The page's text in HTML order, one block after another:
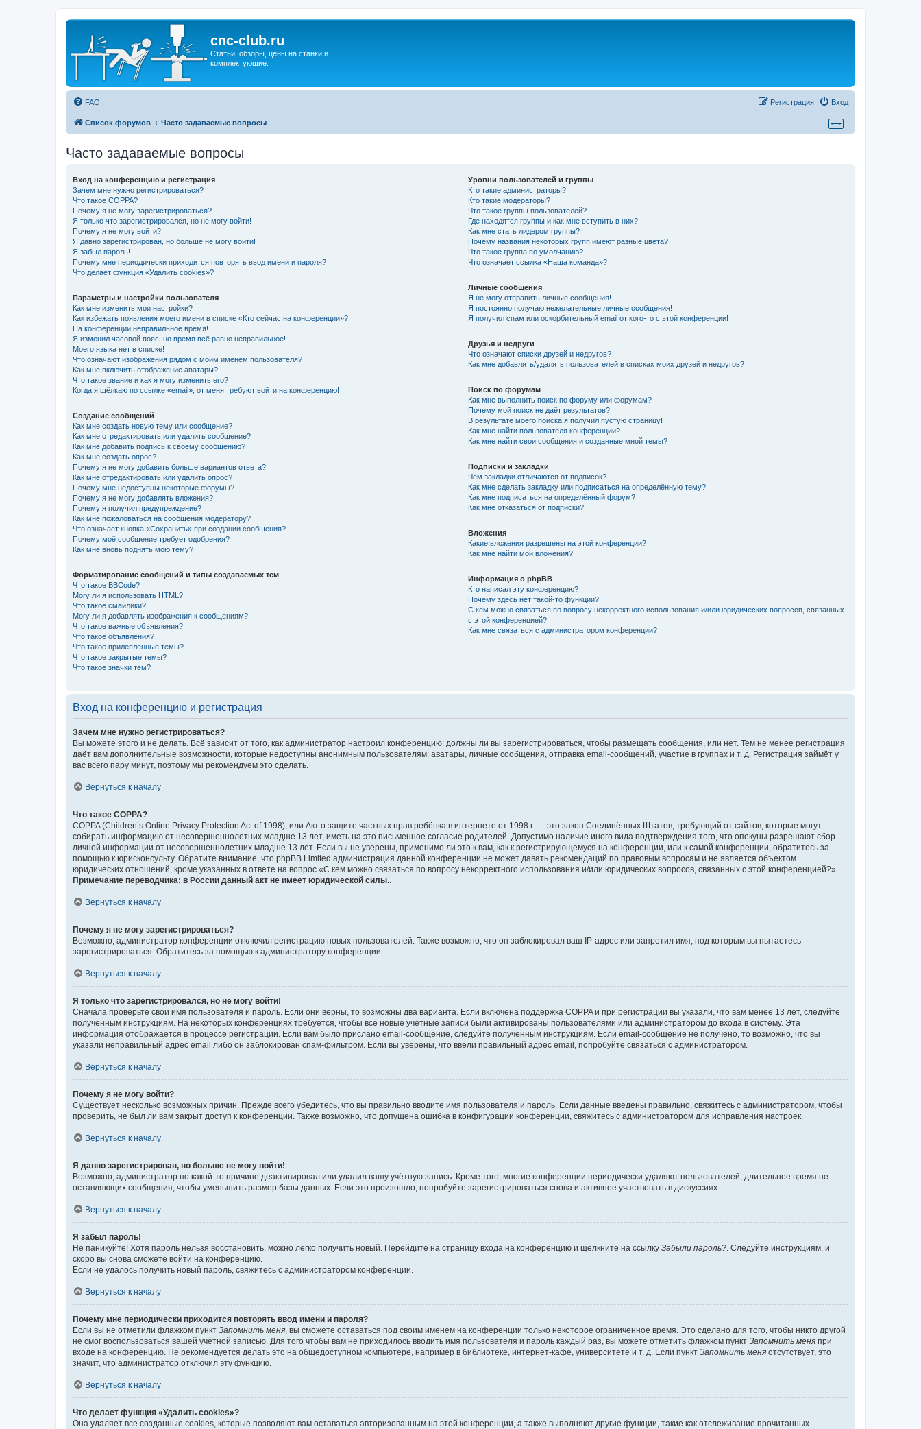
cnc-club.ru
Статьи, обзоры, цены на станки и
комплектующие.
FAQ Вход
Регистрация
Список форумов Часто задаваемые вопросы
Часто задаваемые вопросы
Вход на конференцию и регистрация
Зачем мне нужно регистрироваться?
Что такое COPPA?
Почему я не могу зарегистрироваться?
Я только что зарегистрировался, но не могу войти!
Почему я не могу войти?
Я давно зарегистрирован, но больше не могу войти!
Я забыл пароль!
Почему мне периодически приходится повторять ввод имени и пароля?
Что делает функция «Удалить cookies»?
Параметры и настройки пользователя
Как мне изменить мои настройки?
Как избежать появления моего имени в списке «Кто сейчас на конференции»?
На конференции неправильное время!
Я изменил часовой пояс, но время всё равно неправильное!
Моего языка нет в списке!
Что означают изображения рядом с моим именем пользователя?
Как мне включить отображение аватары?
Что такое звание и как я могу изменить его?
Когда я щёлкаю по ссылке «email», от меня требуют войти на конференцию!
Создание сообщений
Как мне создать новую тему или сообщение?
Как мне отредактировать или удалить сообщение?
Как мне добавить подпись к своему сообщению?
Как мне создать опрос?
Почему я не могу добавить больше вариантов ответа?
Как мне отредактировать или удалить опрос?
Почему мне недоступны некоторые форумы?
Почему я не могу добавлять вложения?
Почему я получил предупреждение?
Как мне пожаловаться на сообщения модератору?
Что означает кнопка «Сохранить» при создании сообщения?
Почему моё сообщение требует одобрения?
Как мне вновь поднять мою тему?
Форматирование сообщений и типы создаваемых тем
Что такое BBCode?
Могу ли я использовать HTML?
Что такое смайлики?
Могу ли я добавлять изображения к сообщениям?
Что такое важные объявления?
Что такое объявления?
Что такое прилепленные темы?
Что такое закрытые темы?
Что такое значки тем?
Уровни пользователей и группы
Кто такие администраторы?
Кто такие модераторы?
Что такое группы пользователей?
Где находятся группы и как мне вступить в них?
Как мне стать лидером группы?
Почему названия некоторых групп имеют разные цвета?
Что такое группа по умолчанию?
Что означает ссылка «Наша команда»?
Личные сообщения
Я не могу отправить личные сообщения!
Я постоянно получаю нежелательные личные сообщения!
Я получил спам или оскорбительный email от кого-то с этой конференции!
Друзья и недруги
Что означают списки друзей и недругов?
Как мне добавлять/удалять пользователей в списках моих друзей и недругов?
Поиск по форумам
Как мне выполнить поиск по форуму или форумам?
Почему мой поиск не даёт результатов?
В результате моего поиска я получил пустую страницу!
Как мне найти пользователя конференции?
Как мне найти свои сообщения и созданные мной темы?
Подписки и закладки
Чем закладки отличаются от подписок?
Как мне сделать закладку или подписаться на определённую тему?
Как мне подписаться на определённый форум?
Как мне отказаться от подписки?
Вложения
Какие вложения разрешены на этой конференции?
Как мне найти мои вложения?
Информация о phpBB
Кто написал эту конференцию?
Почему здесь нет такой-то функции?
С кем можно связаться по вопросу некорректного использования и/или юридических вопросов, связанных
с этой конференцией?
Как мне связаться с администратором конференции?
Вход на конференцию и регистрация
Зачем мне нужно регистрироваться?
Вы можете этого и не делать. Всё зависит от того, как администратор настроил конференцию: должны ли вы зарегистрироваться, чтобы размещать сообщения, или нет. Тем не менее регистрация
даёт вам дополнительные возможности, которые недоступны анонимным пользователям: аватары, личные сообщения, отправка email-сообщений, участие в группах и т. д. Регистрация займёт у
вас всего пару минут, поэтому мы рекомендуем это сделать.
Вернуться к началу
Что такое COPPA?
COPPA (Children’s Online Privacy Protection Act of 1998), или Акт о защите частных прав ребёнка в интернете от 1998 г. — это закон Соединённых Штатов, требующий от сайтов, которые могут
собирать информацию от несовершеннолетних младше 13 лет, иметь на это письменное согласие родителей. Допустимо наличие иного вида подтверждения того, что опекуны разрешают сбор
личной информации от несовершеннолетних младше 13 лет. Если вы не уверены, применимо ли это к вам, как к регистрирующемуся на конференции, или к самой конференции, обратитесь за
помощью к юрисконсульту. Обратите внимание, что phpBB Limited администрация данной конференции не может давать рекомендаций по правовым вопросам и не является объектом
юридических отношений, кроме указанных в ответе на вопрос «С кем можно связаться по вопросу некорректного использования и/или юридических вопросов, связанных с этой конференцией?».
Примечание переводчика: в России данный акт не имеет юридической силы..
Вернуться к началу
Почему я не могу зарегистрироваться?
Возможно, администратор конференции отключил регистрацию новых пользователей. Также возможно, что он заблокировал ваш IP-адрес или запретил имя, под которым вы пытаетесь
зарегистрироваться. Обратитесь за помощью к администратору конференции.
Вернуться к началу
Я только что зарегистрировался, но не могу войти!
Сначала проверьте свои имя пользователя и пароль. Если они верны, то возможны два варианта. Если включена поддержка COPPA и при регистрации вы указали, что вам менее 13 лет, следуйте
полученным инструкциям. На некоторых конференциях требуется, чтобы все новые учётные записи были активированы пользователями или администратором до входа в систему. Эта
информация отображается в процессе регистрации. Если вам было прислано email-сообщение, следуйте полученным инструкциям. Если email-сообщение не получено, то возможно, что вы
указали неправильный адрес email либо он заблокирован спам-фильтром. Если вы уверены, что ввели правильный адрес email, попробуйте связаться с администратором.
Вернуться к началу
Почему я не могу войти?
Существует несколько возможных причин. Прежде всего убедитесь, что вы правильно вводите имя пользователя и пароль. Если данные введены правильно, свяжитесь с администратором, чтобы
проверить, не был ли вам закрыт доступ к конференции. Также возможно, что допущена ошибка в конфигурации конференции, свяжитесь с администратором для исправления настроек.
Вернуться к началу
Я давно зарегистрирован, но больше не могу войти!
Возможно, администратор по какой-то причине деактивировал или удалил вашу учётную запись. Кроме того, многие конференции периодически удаляют пользователей, длительное время не
оставляющих сообщения, чтобы уменьшить размер базы данных. Если это произошло, попробуйте зарегистрироваться снова и активнее участвовать в дискуссиях.
Вернуться к началу
Я забыл пароль!
Не паникуйте! Хотя пароль нельзя восстановить, можно легко получить новый. Перейдите на страницу входа на конференцию и щёлкните на ссылку Забыли пароль?. Следуйте инструкциям, и
скоро вы снова сможете войти на конференцию.
Если не удалось получить новый пароль, свяжитесь с администратором конференции.
Вернуться к началу
Почему мне периодически приходится повторять ввод имени и пароля?
Если вы не отметили флажком пункт Запомнить меня, вы сможете оставаться под своим именем на конференции только некоторое ограниченное время. Это сделано для того, чтобы никто другой
не смог воспользоваться вашей учётной записью. Для того чтобы вам не приходилось вводить имя пользователя и пароль каждый раз, вы можете отметить флажком пункт Запомнить меня при
входе на конференцию. Не рекомендуется делать это на общедоступном компьютере, например в библиотеке, интернет-кафе, университете и т. д. Если пункт Запомнить меня отсутствует, это
значит, что администратор отключил эту функцию.
Вернуться к началу
Что делает функция «Удалить cookies»?
Она удаляет все созданные cookies, которые позволяют вам оставаться авторизованным на этой конференции, а также выполняют другие функции, такие как отслеживание прочитанных